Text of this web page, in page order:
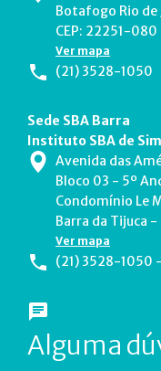
Botafogo Rio de
CEP: 22251-080
Ver mapa
(21) 3528-1050
Sede SBA Barra
Instituto SBA de
Avenida das
Bloco 03 - 5º
Condomínio Le
Barra da Tijuca
Ver mapa
(21) 3528-1050
Alguma